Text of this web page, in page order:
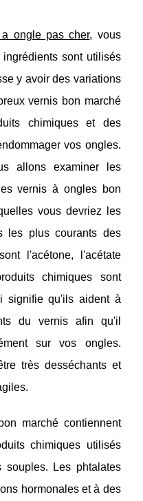
ongle pas cher, vous
sont utilisés
y avoir des variations
vernis bon marché
chimiques et des
vos ongles.
allons examiner les
vernis à ongles bon
vous devriez les
les plus courants des
l'acétone, l'acétate
chimiques sont
signifie qu'ils aident à
du vernis afin qu'il
sur vos ongles.
très desséchants et
marché contiennent
chimiques utilisés
souples. Les phtalates
hormonales et à des